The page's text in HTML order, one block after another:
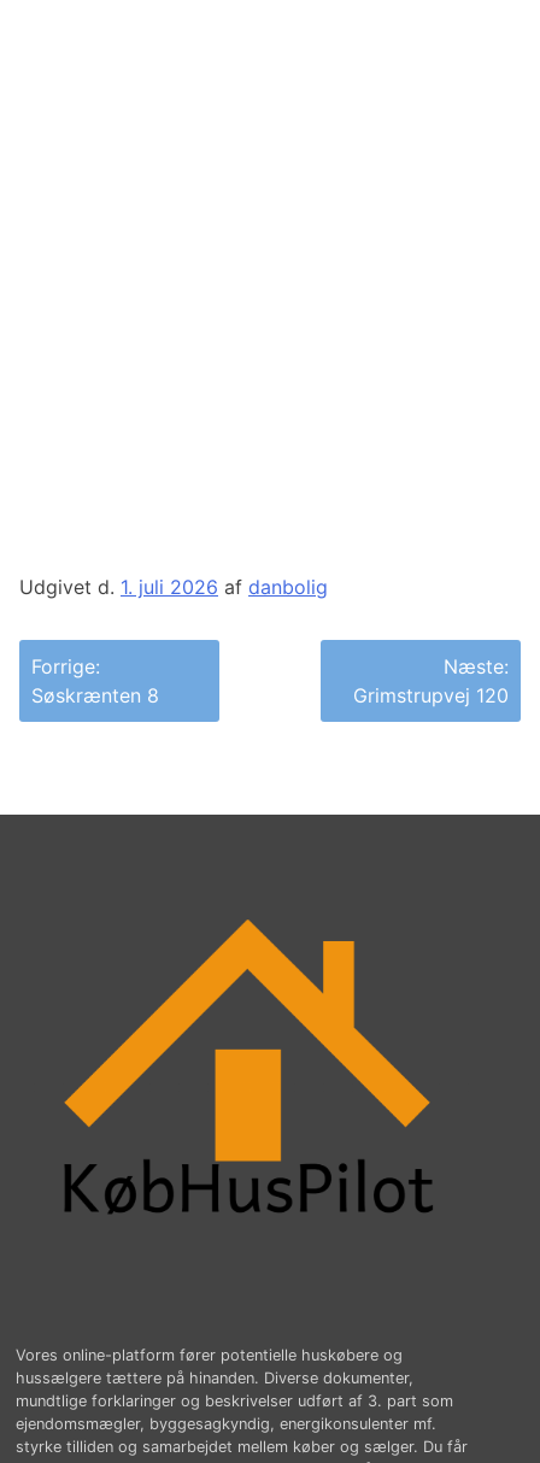
Udgivet d. 1. juli 2026 af danbolig
Indlægsnavigation
Forrige:
Søskrænten 8
Næste:
Grimstrupvej 120
Vores online-platform fører potentielle huskøbere og
hussælgere tættere på hinanden. Diverse dokumenter,
mundtlige forklaringer og beskrivelser udført af 3. part som
ejendomsmægler, byggesagkyndig, energikonsulenter mf.
styrke tilliden og samarbejdet mellem køber og sælger. Du får